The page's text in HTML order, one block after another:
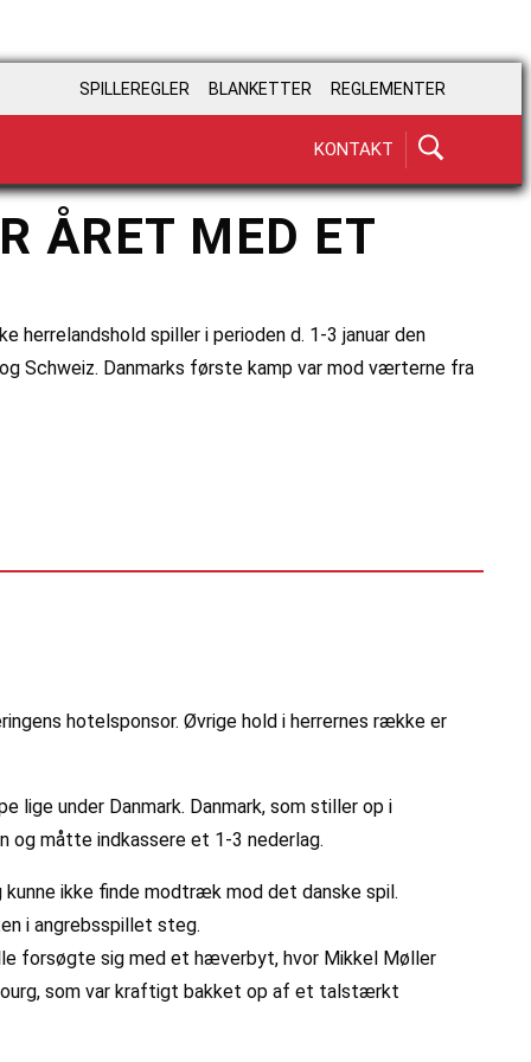
SPILLEREGLER BLANKETTER REGLEMENTER
KONTAKT
ÅRET MED ET
herrelandshold spiller i perioden d. 1-3 januar den
Schweiz. Danmarks første kamp var mod værterne fra
hotelsponsor. Øvrige hold i herrernes række er
lige under Danmark. Danmark, som stiller op i
og måtte indkassere et 1-3 nederlag.
ikke finde modtræk mod det danske spil.
i angrebsspillet steg.
forsøgte sig med et hæverbyt, hvor Mikkel Møller
som var kraftigt bakket op af et talstærkt